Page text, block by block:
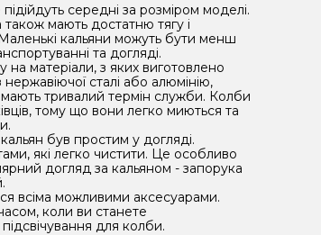
середні за розміром моделі.
також мають достатню тягу і
кальяни можуть бути менш
та догляді.
на матеріали, з яких виготовлено
сталі або алюмінію,
мають тривалий термін служби. Колби
тому що вони легко миються та
був простим у догляді.
які легко чистити. Це особливо
догляд за кальяном - запорука
всіма можливими аксесуарами.
коли ви станете
для колби.